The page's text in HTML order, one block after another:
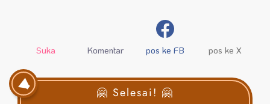
Suka Komentar pos ke FB pos ke X
🤗 Selesai! 🤗